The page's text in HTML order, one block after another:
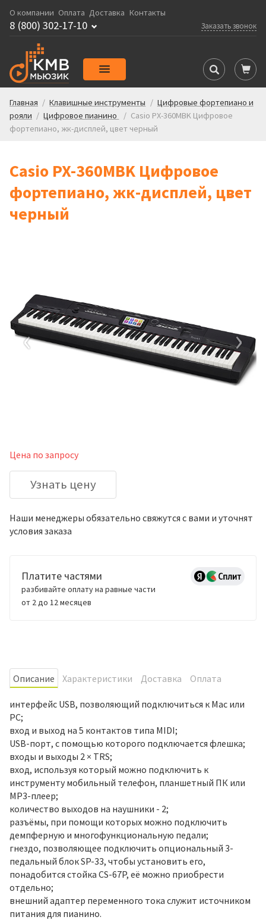
О компании Оплата Доставка Контакты
Заказать звонок
8 (800) 302-17-10
Главная / Клавишные инструменты / Цифровые фортепиано и
рояли / Цифровое пианино / Casio PX-360MBK Цифровое
фортепиано, жк-дисплей, цвет черный
Casio PX-360MBK Цифровое
фортепиано, жк-дисплей, цвет
черный
‹ ›
Цена по запросу
Узнать цену
Наши менеджеры обязательно свяжутся с вами и уточнят
условия заказа
Платите частями
разбивайте оплату на равные части
от 2 до 12 месяцев
Oписание Характеристики Доставка Оплата
интерфейс USB, позволяющий подключиться к Mac или
PC;
вход и выход на 5 контактов типа MIDI;
USB-порт, с помощью которого подключается флешка;
входы и выходы 2 × TRS;
вход, используя который можно подключить к
инструменту мобильный телефон, планшетный ПК или
MP3-плеер;
количество выходов на наушники - 2;
разъёмы, при помощи которых можно подключить
демпферную и многофункциональную педали;
гнездо, позволяющее подключить опциональный 3-
педальный блок SP-33, чтобы установить его,
понадобится стойка CS-67P, её можно приобрести
отдельно;
внешний адаптер переменного тока служит источником
питания для пианино.